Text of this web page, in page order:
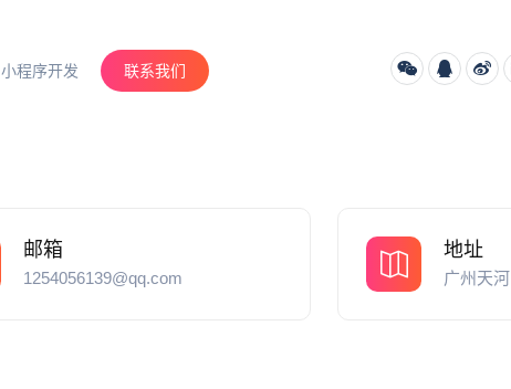
小程序开发 联系我们
邮箱
1254056139@qq.com
地址
广州天河